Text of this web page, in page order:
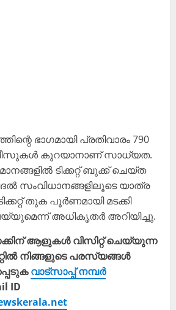
ഭാഗമായി പ്രതിവാരം 790
കുറയാനാണ് സാധ്യത.
ടിക്കറ്റ് ബുക്ക് ചെയ്ത
സംവിധാനങ്ങളിലൂടെ യാത്ര
തുക പൂർണമായി മടക്കി
അധികൃതർ അറിയിച്ചു.
ആളുകൾ വിസിറ്റ് ചെയ്യുന്ന
നിങ്ങളുടെ പരസ്യങ്ങൾ
വാട്സാപ്പ് നമ്പർ
ID